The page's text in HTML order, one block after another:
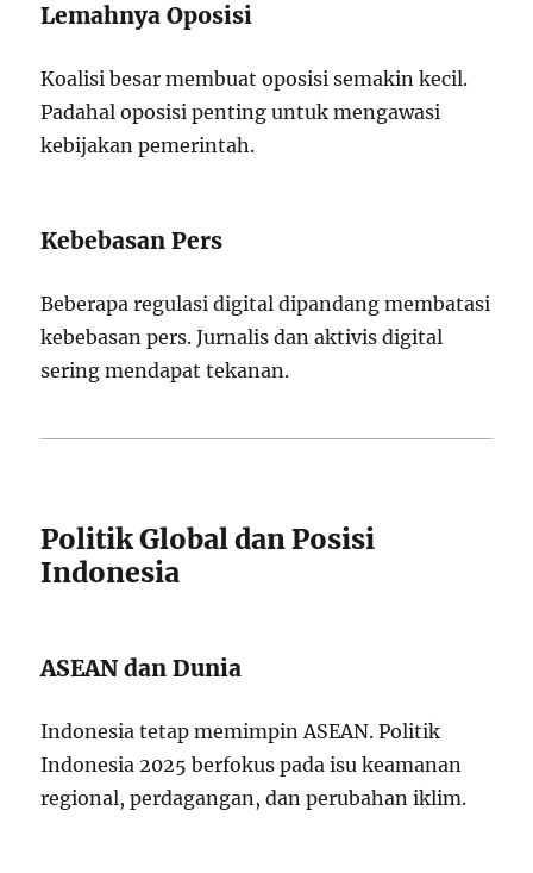
Lemahnya Oposisi
Koalisi besar membuat oposisi semakin kecil.
Padahal oposisi penting untuk mengawasi
kebijakan pemerintah.
Kebebasan Pers
Beberapa regulasi digital dipandang membatasi
kebebasan pers. Jurnalis dan aktivis digital
sering mendapat tekanan.
Politik Global dan Posisi
Indonesia
ASEAN dan Dunia
Indonesia tetap memimpin ASEAN. Politik
Indonesia 2025 berfokus pada isu keamanan
regional, perdagangan, dan perubahan iklim.